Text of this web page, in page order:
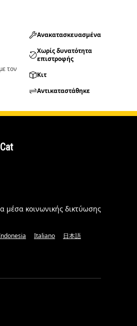
τον
Ανακατασκευασμένα
Χωρίς δυνατότητα
επιστροφής
Κιτ
Αντικαταστάθηκε
μέσα κοινωνικής δικτύωσης
Italiano 日本語